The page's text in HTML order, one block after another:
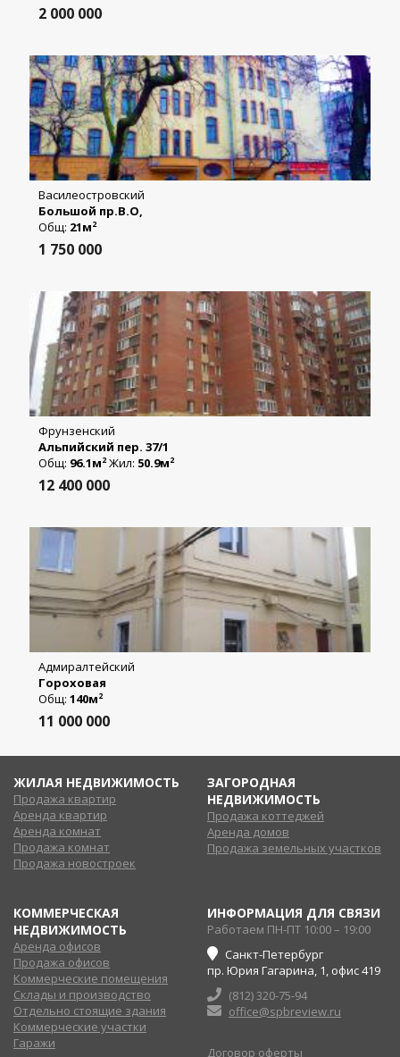
2 000 000
Василеостровский
Большой пр.В.О,
Общ: 21м2
1 750 000
Фрунзенский
Альпийский пер. 37/1
Общ: 96.1м2 Жил: 50.9м2
12 400 000
Адмиралтейский
Гороховая
Общ: 140м2
11 000 000
ЖИЛАЯ НЕДВИЖИМОСТЬ
Продажа квартир
Аренда квартир
Аренда комнат
Продажа комнат
Продажа новостроек
ЗАГОРОДНАЯ
НЕДВИЖИМОСТЬ
Продажа коттеджей
Аренда домов
Продажа земельных участков
КОММЕРЧЕСКАЯ
НЕДВИЖИМОСТЬ
Аренда офисов
Продажа офисов
Коммерческие помещения
Склады и производство
Отдельно стоящие здания
Коммерческие участки
Гаражи
ИНФОРМАЦИЯ ДЛЯ СВЯЗИ
Работаем ПН-ПТ 10:00 – 19:00
Санкт-Петербург
пр. Юрия Гагарина, 1, офис 419
(812) 320-75-94
office@spbreview.ru
Договор оферты